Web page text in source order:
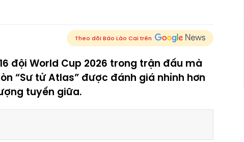
Theo dõi Báo Lào Cai trên
đội World Cup 2026 trong trận đấu mà
“Sư tử Atlas” được đánh giá nhỉnh hơn
tuyến giữa.